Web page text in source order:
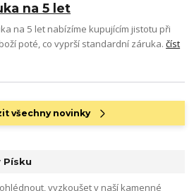
na 5 let
na 5 let nabízíme kupujícím jistotu při
poté, co vyprší standardní záruka.číst
všechny novinky
Písku
vyzkoušet v naší kamenné